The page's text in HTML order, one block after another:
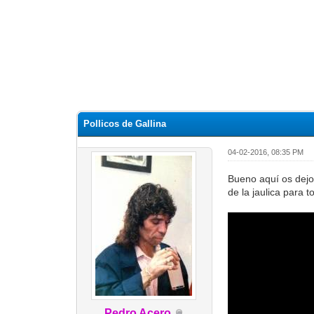
Pollicos de Gallina
04-02-2016, 08:35 PM
Bueno aquí os
de la jaulica para